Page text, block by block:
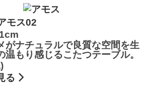
がナチュラルで良質な空間を生
温もり感じるこたつテーブル。
る